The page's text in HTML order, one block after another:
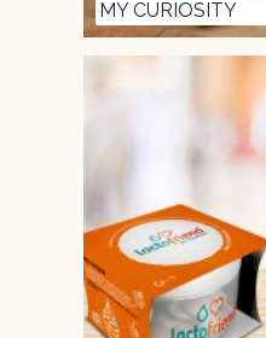
MY CURIOSITY